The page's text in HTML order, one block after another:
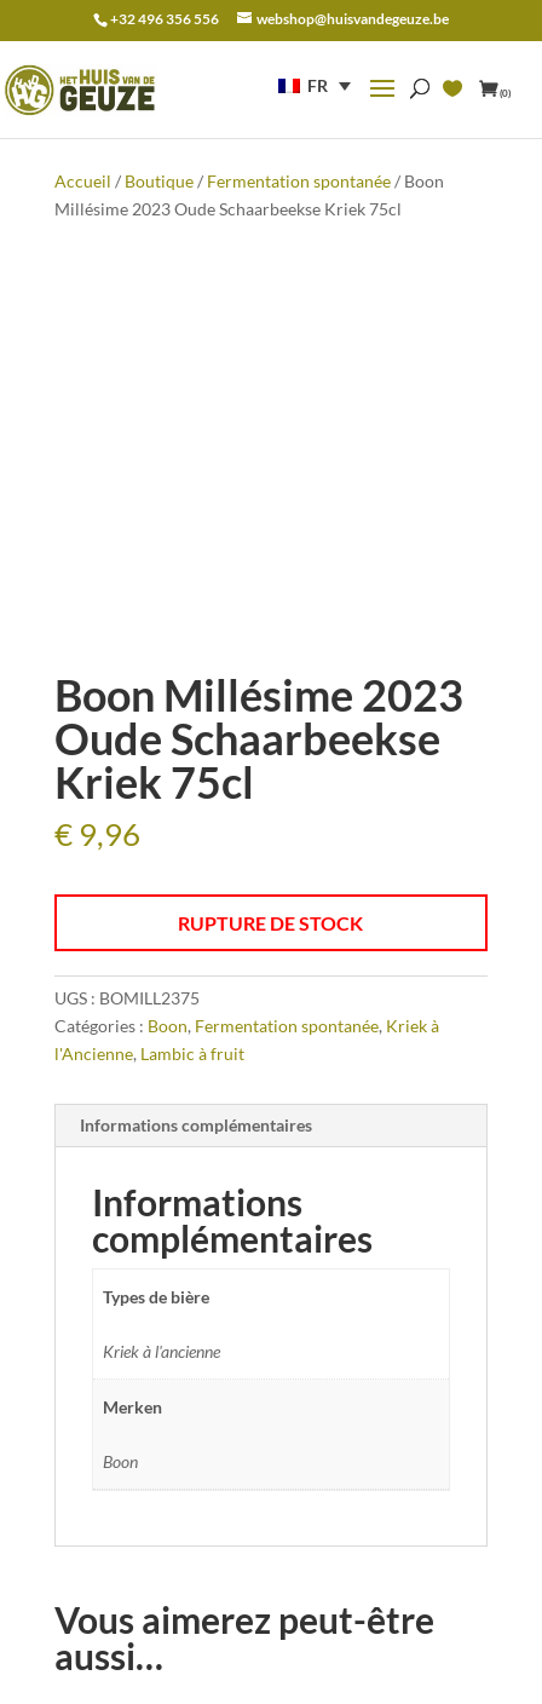
+32 496 356 556 webshop@huisvandegeuze.be
FR (0)
pour :
Accueil / Boutique/ Fermentation spontanée/ Boon
Millésime 2023 Oude Schaarbeekse Kriek 75cl
Boon Millésime 2023
Oude Schaarbeekse
Kriek 75cl
€9,96
RUPTURE DE STOCK
UGS : BOMILL2375
Catégories : Boon, Fermentation spontanée, Kriek à
l'Ancienne, Lambic à fruit
Informations complémentaires
Informations
complémentaires
Types de bière
Kriek à l'ancienne
Merken
Boon
Vous aimerez peut-être
aussi…